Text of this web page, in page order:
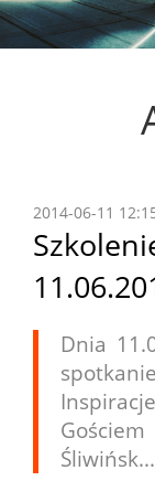
2014-06-11
Dnia
Śliwińsk...